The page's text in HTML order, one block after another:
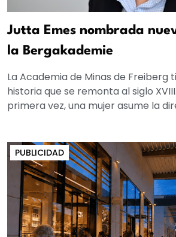
Jutta Emes nombrada
la Bergakademie
La Academia de Minas de Freiberg
historia que se remonta al siglo
primera vez, una mujer asume la
PUBLICIDAD